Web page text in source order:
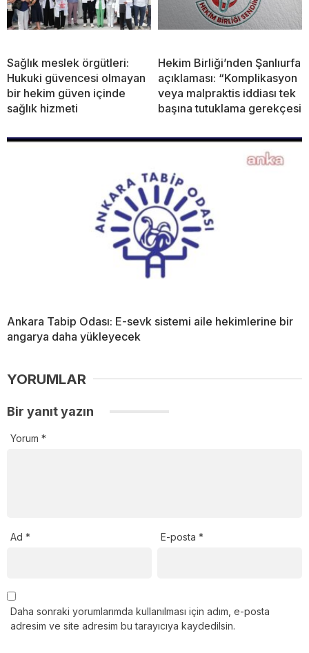
Sağlık meslek örgütleri:
Hukuki güvencesi olmayan
bir hekim güven içinde
sağlık hizmeti
Hekim Birliği’nden Şanlıurfa
açıklaması: “Komplikasyon
veya malpraktis iddiası tek
başına tutuklama gerekçesi
Ankara Tabip Odası: E-sevk sistemi aile hekimlerine bir
angarya daha yükleyecek
YORUMLAR
Bir yanıt yazın
Yorum *
Ad * E-posta*
Daha sonraki yorumlarımda kullanılması için adım, e-posta
adresim ve site adresim bu tarayıcıya kaydedilsin.